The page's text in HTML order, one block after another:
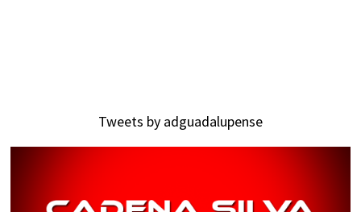
Tweets by adguadalupense